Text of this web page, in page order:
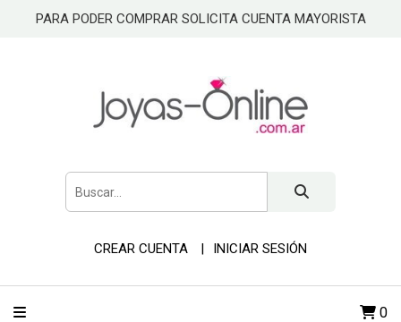
PARA PODER COMPRAR SOLICITA CUENTA MAYORISTA
CREAR CUENTA INICIAR SESIÓN
0